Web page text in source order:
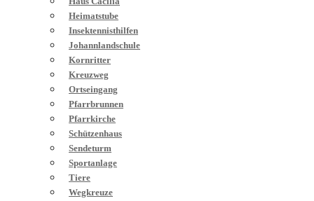
Heimatstube
Insektennisthilfen
Johannlandschule
Kornritter
Kreuzweg
Ortseingang
Pfarrbrunnen
Pfarrkirche
Schützenhaus
Sendeturm
Sportanlage
Tiere
Wegkreuze